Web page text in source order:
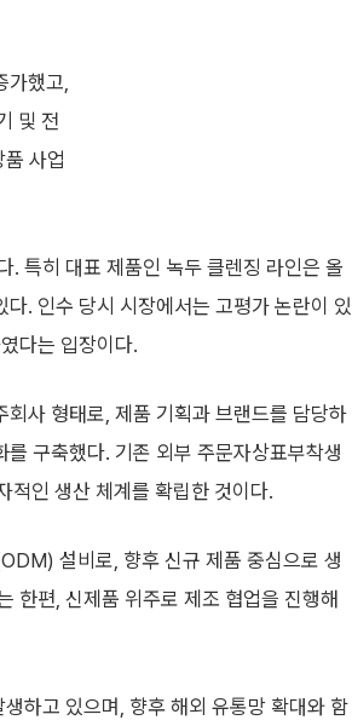
가했고,
및 전
사업
. 특히 대표 제품인 녹두 클렌징 라인은 올
. 인수 당시 시장에서는 고평가 논란이 있
다는 입장이다.
사 형태로, 제품 기획과 브랜드를 담당하
구축했다. 기존 외부 주문자상표부착생
적인 생산 체계를 확립한 것이다.
설비로, 향후 신규 제품 중심으로 생
한편, 신제품 위주로 제조 협업을 진행해
하고 있으며, 향후 해외 유통망 확대와 함